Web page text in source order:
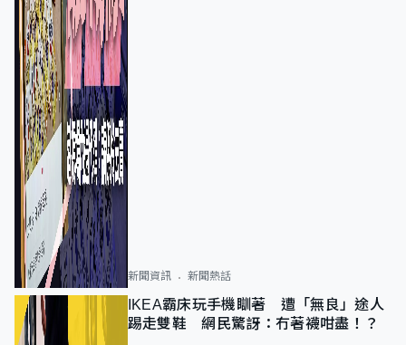
新聞資訊 新聞熱話
IKEA霸床玩手機瞓著 遭「無良」途人
踢走雙鞋 網民驚訝：冇著襪咁盡！？